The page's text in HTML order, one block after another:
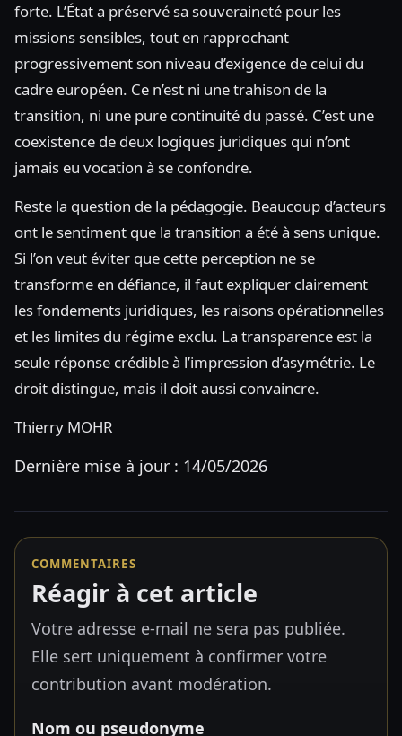
forte. L’État a préservé sa souveraineté pour les
missions sensibles, tout en rapprochant
progressivement son niveau d’exigence de celui du
cadre européen. Ce n’est ni une trahison de la
transition, ni une pure continuité du passé. C’est une
coexistence de deux logiques juridiques qui n’ont
jamais eu vocation à se confondre.
Reste la question de la pédagogie. Beaucoup d’acteurs
ont le sentiment que la transition a été à sens unique.
Si l’on veut éviter que cette perception ne se
transforme en défiance, il faut expliquer clairement
les fondements juridiques, les raisons opérationnelles
et les limites du régime exclu. La transparence est la
seule réponse crédible à l’impression d’asymétrie. Le
droit distingue, mais il doit aussi convaincre.
Thierry MOHR
Dernière mise à jour : 14/05/2026
COMMENTAIRES
Réagir à cet article
Votre adresse e-mail ne sera pas publiée.
Elle sert uniquement à confirmer votre
contribution avant modération.
Nom ou pseudonyme